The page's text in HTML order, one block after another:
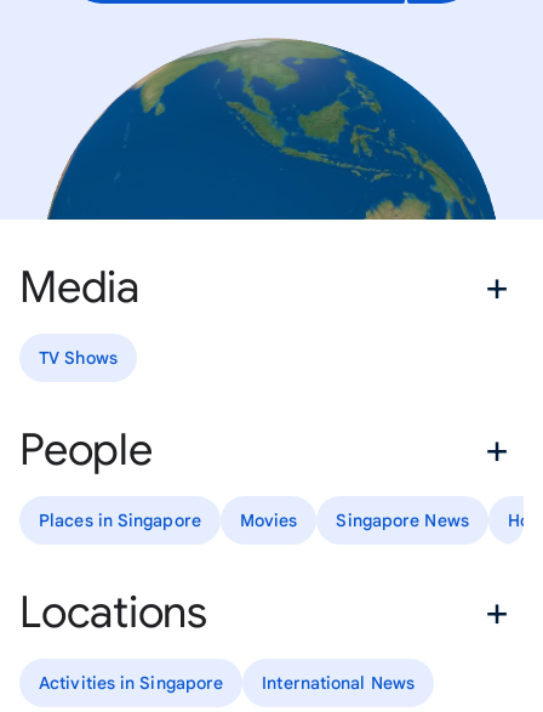
Media
TV Shows
People
Places in Singapore Movies Singapore News
Locations
Activities in Singapore International News